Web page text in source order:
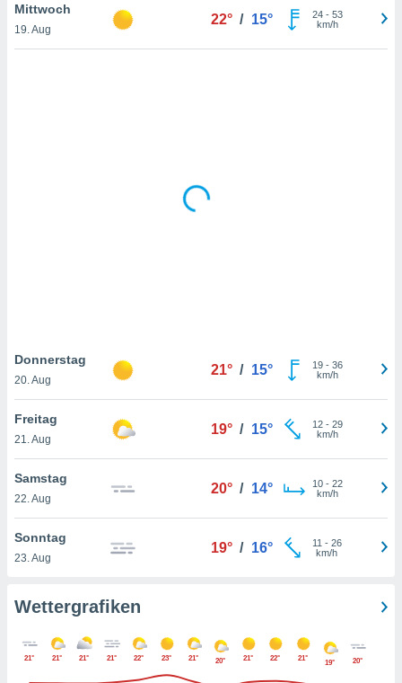
können
von
und
klicken.
und
Mittwoch
19. Aug
22° / 15° 24- 53
km/h
Donnerstag
20. Aug
21° / 15° 19- 36
km/h
Freitag
21. Aug
19° / 15° 12- 29
km/h
Samstag
22. Aug
20° / 14° 10- 22
km/h
Sonntag
23. Aug
19° / 16° 11 - 26
km/h
Wettergrafiken
21° 21° 21° 21° 22° 23° 21° 20° 21° 22° 21°
19° 20°